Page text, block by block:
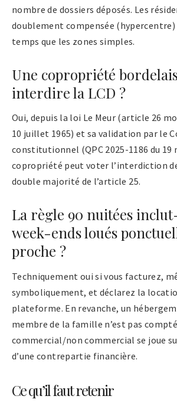
nombre de dossiers déposés. Les
doublement compensée
temps que les zones simples.
Une copropriété
interdire la LCD ?
Oui, depuis la loi Le Meur (article 26
10 juillet 1965) et sa validation par le
constitutionnel (QPC 2025-1186 du 19
copropriété peut voter l’interdiction
double majorité de l’article 25.
La règle 90 nuitées
week-ends loués
proche ?
Techniquement oui si vous facturez,
symboliquement, et déclarez la
plateforme. En revanche, un
membre de la famille n’est pas
commercial/non commercial se joue
d’une contrepartie financière.
Ce qu’il faut retenir